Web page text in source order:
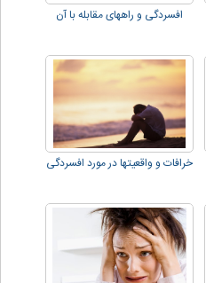
افسردگی و راههای مقابله با آن
خرافات و واقعیتها در مورد افسردگی